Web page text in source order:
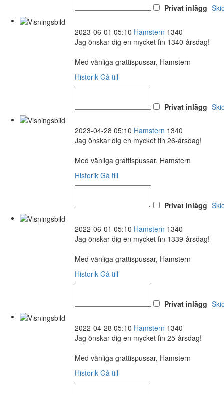
Privat inlägg
2023-06-01 05:10 Hamstern 1340
Jag önskar dig en mycket fin 1340-årsdag!
Med vänliga grattispussar, Hamstern
Historik Gå till
Privat inlägg
2023-04-28 05:10 Hamstern 1340
Jag önskar dig en mycket fin 26-årsdag!
Med vänliga grattispussar, Hamstern
Historik Gå till
Privat inlägg
2022-06-01 05:10 Hamstern 1340
Jag önskar dig en mycket fin 1339-årsdag!
Med vänliga grattispussar, Hamstern
Historik Gå till
Privat inlägg
2022-04-28 05:10 Hamstern 1340
Jag önskar dig en mycket fin 25-årsdag!
Med vänliga grattispussar, Hamstern
Historik Gå till